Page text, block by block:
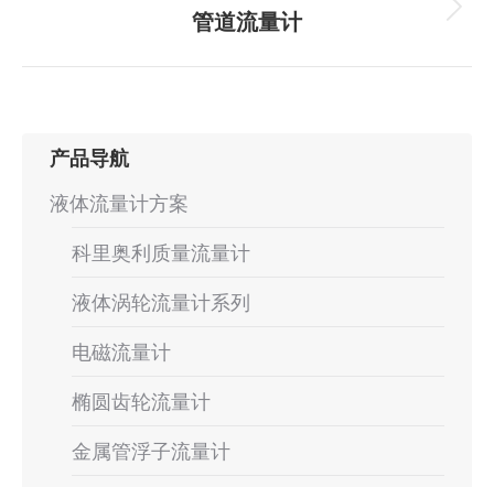
项
下
管道流量计
产品导航
液体流量计方案
科里奥利质量流量计
液体涡轮流量计系列
电磁流量计
椭圆齿轮流量计
金属管浮子流量计